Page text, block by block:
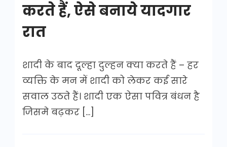
करते हैं, ऐसे बनाये यादगार
रात
शादी के बाद दूल्हा दुल्हन क्या करते हैं – हर
व्यक्ति के मन में शादी को लेकर कई सारे
सवाल उठते हैं। शादी एक ऐसा पवित्र बंधन है
जिसमे बढ़कर […]